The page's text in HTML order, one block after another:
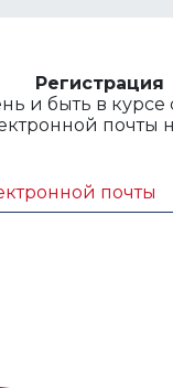
Регистрация
и быть в
почты